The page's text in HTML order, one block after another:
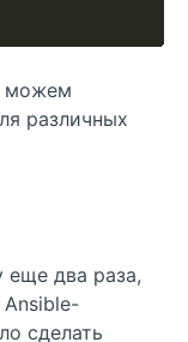
можем
различных
еще два раза,
Ansible-
сделать